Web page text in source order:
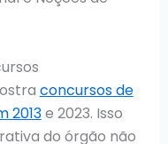
concursos de
2013e 2023. Isso
do órgão não